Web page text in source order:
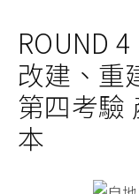
ROUND 4
改建、重
第四考驗
本